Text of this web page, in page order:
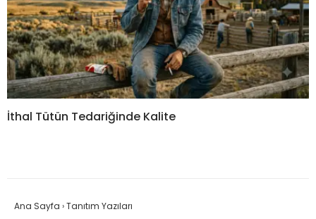
İthal Tütün Tedariğinde Kalite
Ana Sayfa ›Tanıtım Yazıları